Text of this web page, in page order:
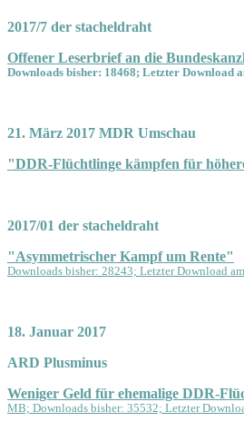
2017/7 der stacheldraht
Offener Leserbrief an die
Downloads bisher: 18468; Letzter Download
21. März 2017 MDR Umschau
"DDR-Flüchtlinge kämpfen für
2017/01 der stacheldraht
"Asymmetrischer Kampf um Rente"
Downloads bisher: 28243; Letzter Download
18. Januar 2017
ARD Plusminus
Weniger Geld für ehemalige DDR-
MB; Downloads bisher: 35532; Letzter